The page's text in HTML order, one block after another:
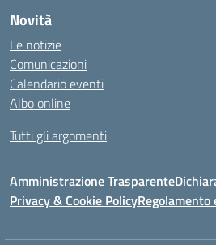
Novità
Le notizie
Comunicazioni
Calendario eventi
Albo online
Tutti gli argomenti
Amministrazione Trasparente
Privacy & Cookie PolicyRegolamento